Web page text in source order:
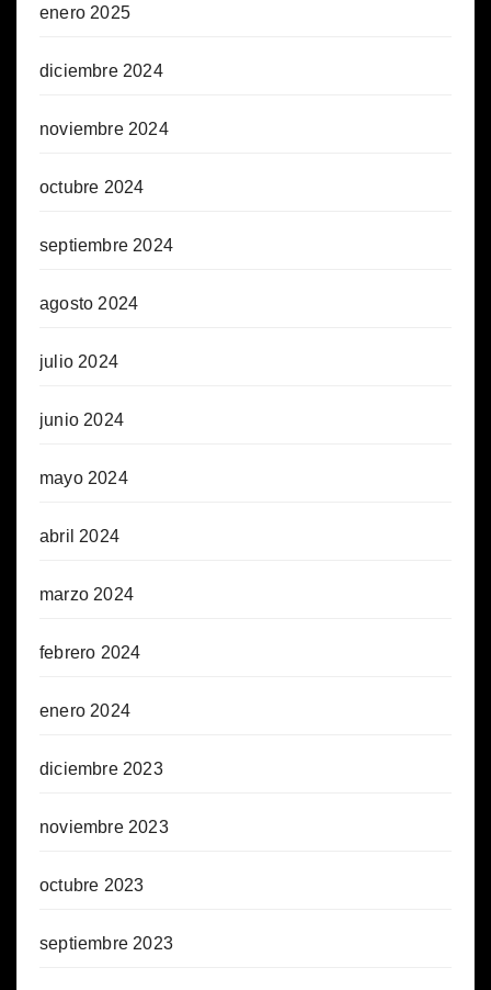
enero 2025
diciembre 2024
noviembre 2024
octubre 2024
septiembre 2024
agosto 2024
julio 2024
junio 2024
mayo 2024
abril 2024
marzo 2024
febrero 2024
enero 2024
diciembre 2023
noviembre 2023
octubre 2023
septiembre 2023